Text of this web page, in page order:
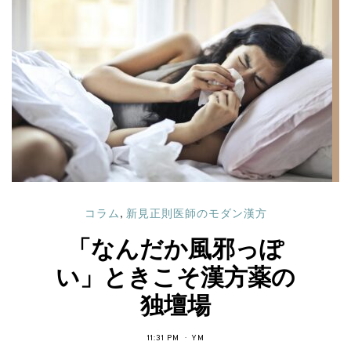
コラム, 新見正則医師のモダン漢方
「なんだか風邪っぽ
い」ときこそ漢方薬の
独壇場
11:31 PM YM